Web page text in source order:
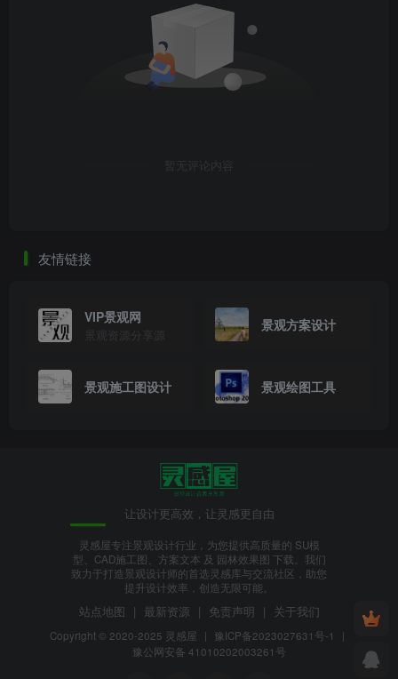
暂无评论内容
友情链接
VIP景观网
景观资源分享源
景观方案设计
景观施工图设计 景观绘图工具
让设计更高效，让灵感更自由
灵感屋专注景观设计行业，为您提供高质量的 SU模
型、CAD施工图、方案文本 及 园林效果图 下载。我们
致力于打造景观设计师的首选灵感库与交流社区，助您
提升设计效率，创造无限可能。
站点地图 | 最新资源 | 免责声明 | 关于我们
Copyright © 2020-2025 灵感屋 | 豫ICP备2023027631号-1
|
豫公网安备 41010202003261号